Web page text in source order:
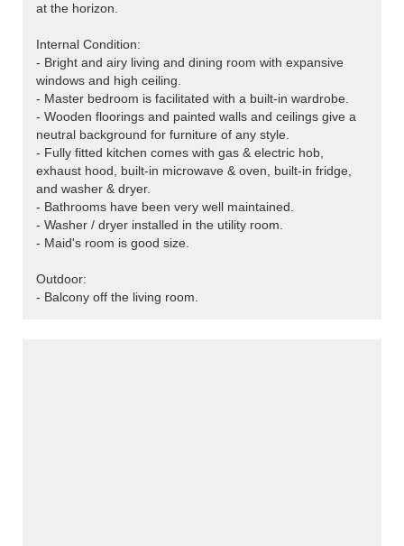
at the horizon.
Internal Condition:
- Bright and airy living and dining room with expansive
windows and high ceiling.
- Master bedroom is facilitated with a built-in wardrobe.
- Wooden floorings and painted walls and ceilings give a
neutral background for furniture of any style.
- Fully fitted kitchen comes with gas & electric hob,
exhaust hood, built-in microwave & oven, built-in fridge,
and washer & dryer.
- Bathrooms have been very well maintained.
- Washer / dryer installed in the utility room.
- Maid's room is good size.
Outdoor:
- Balcony off the living room.